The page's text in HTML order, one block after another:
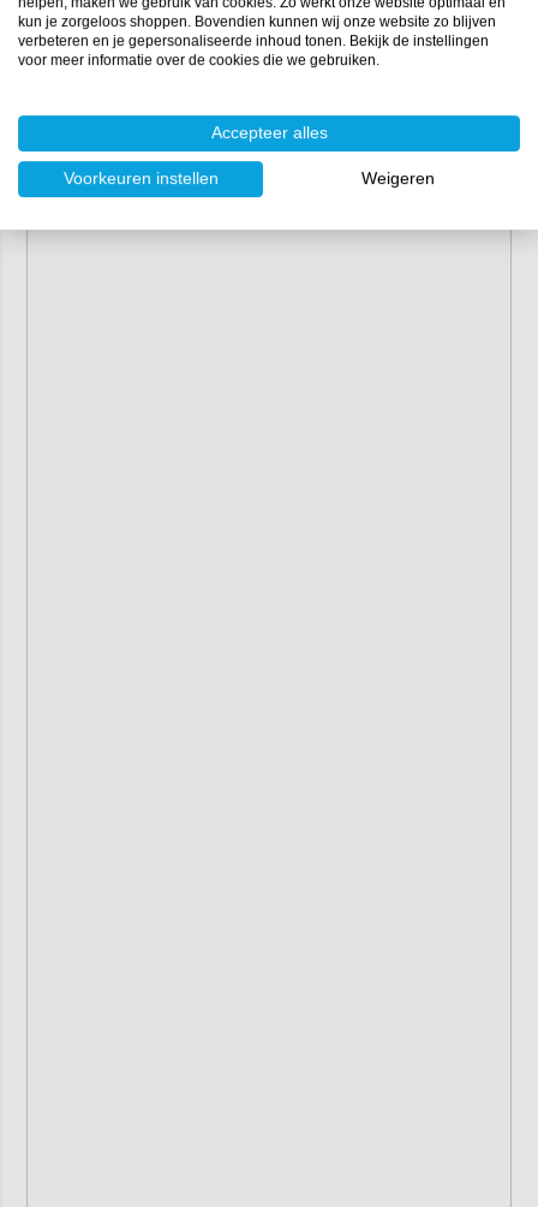
kun je zorgeloos shoppen. Bovendien kunnen wij onze website zo blijven
verbeteren en je gepersonaliseerde inhoud tonen. Bekijk de instellingen
voor meer informatie over de cookies die we gebruiken.
Accepteer alles
Voorkeuren instellen Weigeren